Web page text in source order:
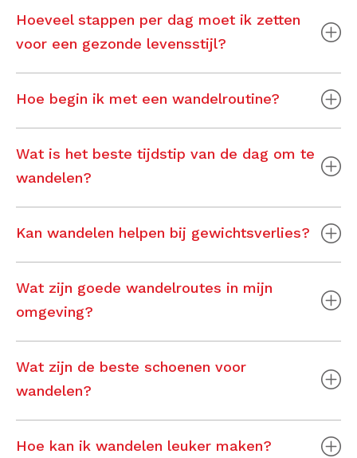
Hoeveel stappen per dag moet ik zetten
voor een gezonde levensstijl?
Hoe begin ik met een wandelroutine?
Wat is het beste tijdstip van de dag om te
wandelen?
Kan wandelen helpen bij gewichtsverlies?
Wat zijn goede wandelroutes in mijn
omgeving?
Wat zijn de beste schoenen voor
wandelen?
Hoe kan ik wandelen leuker maken?